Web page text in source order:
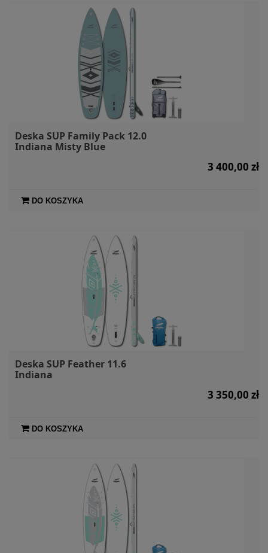
Deska SUP Family Pack 12.0
Indiana Misty Blue
3 400,00 zł
DO KOSZYKA
Deska SUP Feather 11.6
Indiana
3 350,00 zł
DO KOSZYKA